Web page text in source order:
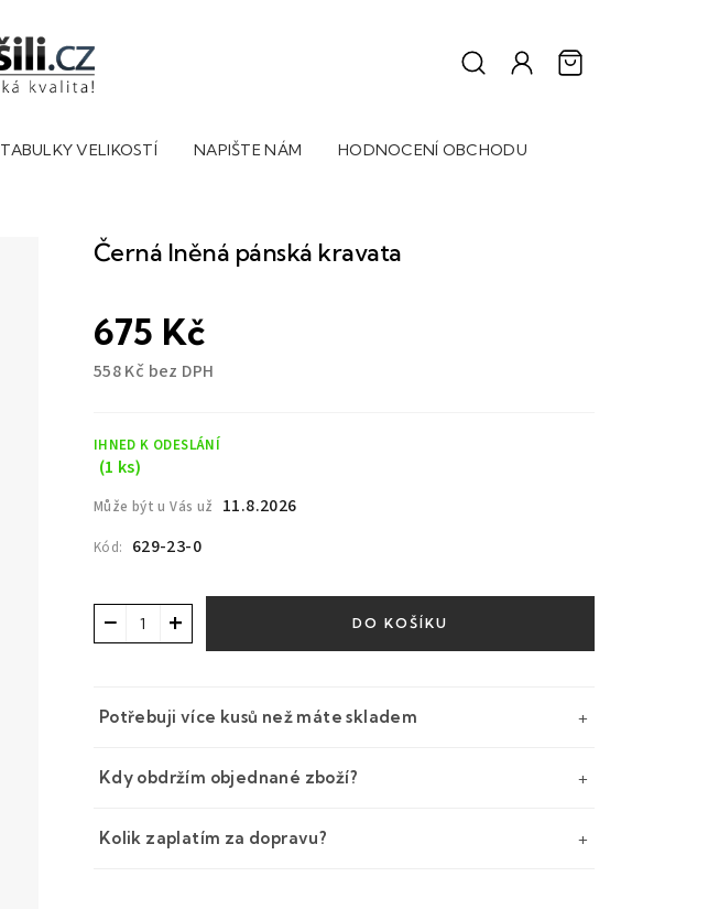
TABULKY VELIKOSTÍ NAPIŠTE NÁM HODNOCENÍ OBCHODU
Černá lněná pánská kravata
675 Kč
558 Kč bez DPH
IHNED K ODESLÁNÍ
(1 ks)
Může být u Vás už 11.8.2026
Kód: 629-23-0
+
− DO KOŠÍKU
Potřebuji více kusů než máte skladem
Kdy obdržím objednané zboží?
Kolik zaplatím za dopravu?